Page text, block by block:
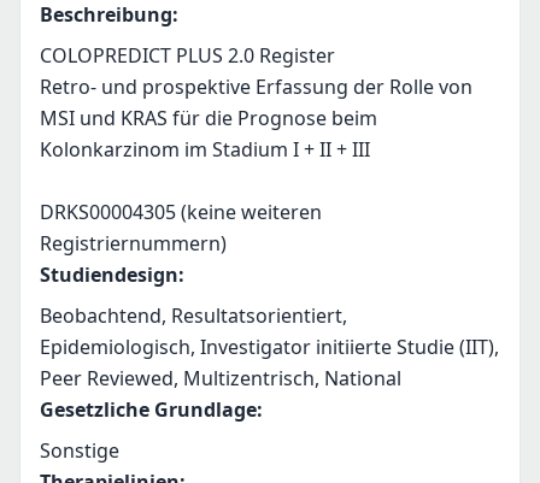
Beschreibung:
COLOPREDICT PLUS 2.0 Register
Retro- und prospektive Erfassung der Rolle von
MSI und KRAS für die Prognose beim
Kolonkarzinom im Stadium I + II + III
DRKS00004305 (keine weiteren
Registriernummern)
Studiendesign:
Beobachtend, Resultatsorientiert,
Epidemiologisch, Investigator initiierte Studie (IIT),
Peer Reviewed, Multizentrisch, National
Gesetzliche Grundlage:
Sonstige